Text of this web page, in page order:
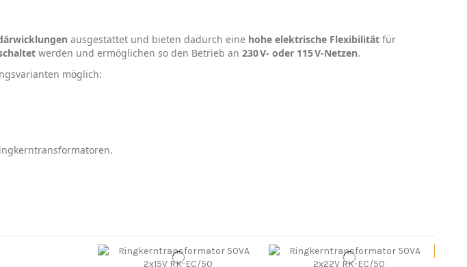
ausgestattet und bieten dadurch eine hohe elektrische Flexibilitätfür
werden und ermöglichen so den Betrieb an 230 V‑ oder 115 V‑Netzen.
möglich: